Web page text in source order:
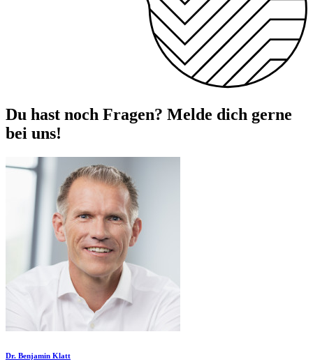
Du hast noch Fragen? Melde dich gerne
bei uns!
Dr. Benjamin Klatt